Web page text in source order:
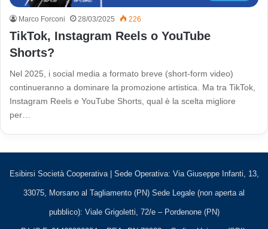
Marco Forconi 28/03/2025 226
TikTok, Instagram Reels o YouTube
Shorts?
Nel 2025, i social media a formato breve (short-form video)
continueranno a dominare la promozione artistica. Ma tra TikTok,
Instagram Reels e YouTube Shorts, qual è la scelta migliore
per…
Esibirsi Società Cooperativa | Sede Operativa: Via Giuseppe Infanti, 13,
33075, Morsano al Tagliamento (PN) Sede Legale (non aperta al
pubblico): Viale Grigoletti, 72/e – Pordenone (PN)